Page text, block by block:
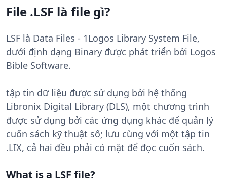
File .LSF là file gì?
LSF là Data Files - 1Logos Library System File,
dưới định dạng Binary được phát triển bởi Logos
Bible Software.
tập tin dữ liệu được sử dụng bởi hệ thống
Libronix Digital Library (DLS), một chương trình
được sử dụng bởi các ứng dụng khác để quản lý
cuốn sách kỹ thuật số; lưu cùng với một tập tin
.LIX, cả hai đều phải có mặt để đọc cuốn sách.
What is a LSF file?